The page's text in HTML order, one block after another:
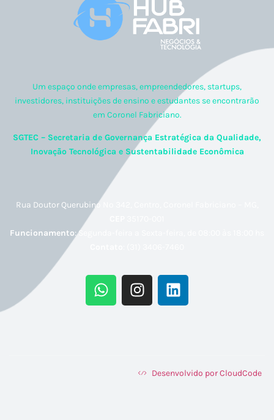
Um espaço onde empresas, empreendedores, startups,
investidores, instituições de ensino e estudantes se encontrarão
em Coronel Fabriciano.
SGTEC – Secretaria de Governança Estratégica da Qualidade,
Inovação Tecnológica e Sustentabilidade Econômica
Rua Doutor Querubino Nº 342, Centro, Coronel Fabriciano – MG,
Funcionamento: Segunda-feira a Sexta-feira, de 08:00 às 18:00 hs
Desenvolvido por CloudCode